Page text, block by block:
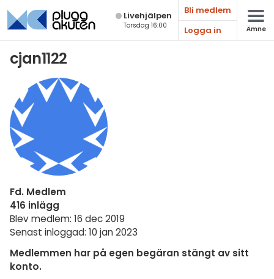
Live­hjälpen
Torsdag 16:00
Bli medlem
Logga in
Ämne
cjan1122
Fd. Medlem
416 inlägg
Blev medlem: 16 dec 2019
Senast inloggad: 10 jan 2023
Medlemmen har på egen begäran stängt av sitt
konto.
Matematik
Fler språk